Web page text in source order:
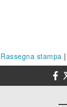
Rassegna stampa |